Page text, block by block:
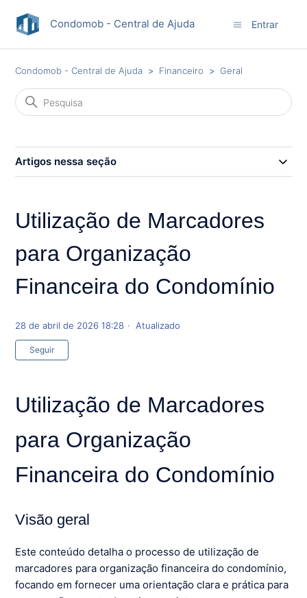
Condomob - Central de Ajuda Entrar
Condomob - Central de Ajuda Financeiro Geral
Artigos nessa seção
Utilização de Marcadores
para Organização
Financeira do Condomínio
28 de abril de 2026 18:28 Atualizado
Seguir
Utilização de Marcadores
para Organização
Financeira do Condomínio
Visão geral
Este conteúdo detalha o processo de utilização de
marcadores para organização financeira do condomínio,
focando em fornecer uma orientação clara e prática para